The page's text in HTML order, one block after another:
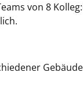
von 8